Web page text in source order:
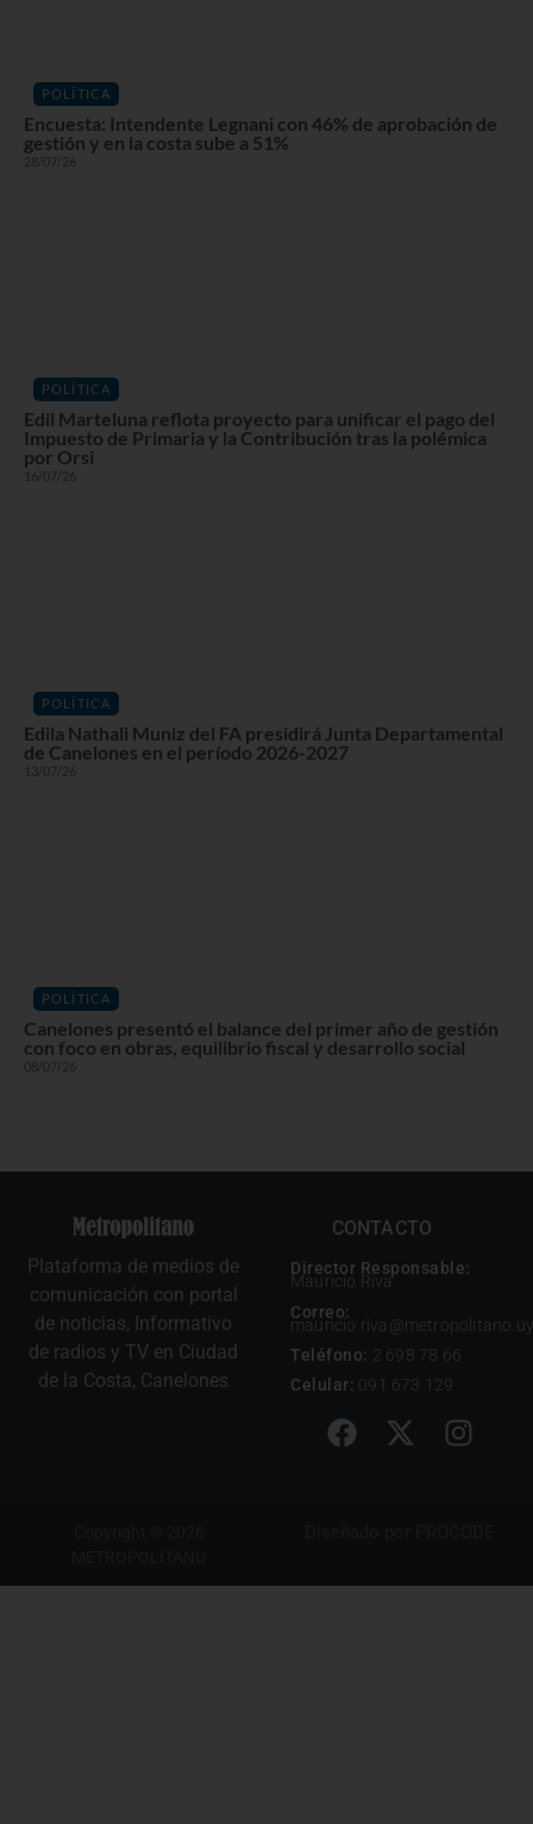
POLÍTICA
Encuesta: Intendente Legnani con 46% de aprobación de
gestión y en la costa sube a 51%
28/07/26
POLÍTICA
Edil Marteluna reflota proyecto para unificar el pago del
Impuesto de Primaria y la Contribución tras la polémica
por Orsi
16/07/26
POLÍTICA
Edila Nathali Muniz del FA presidirá Junta Departamental
de Canelones en el período 2026-2027
13/07/26
POLÍTICA
Canelones presentó el balance del primer año de gestión
con foco en obras, equilibrio fiscal y desarrollo social
08/07/26
Plataforma de medios de
comunicación con portal
de noticias, Informativo
de radios y TV en Ciudad
de la Costa, Canelones
CONTACTO
Director Responsable:
Mauricio Riva
Correo:
mauricio.riva@metropolitano.uy
Teléfono: 2 698 78 66
Celular: 091 673 129